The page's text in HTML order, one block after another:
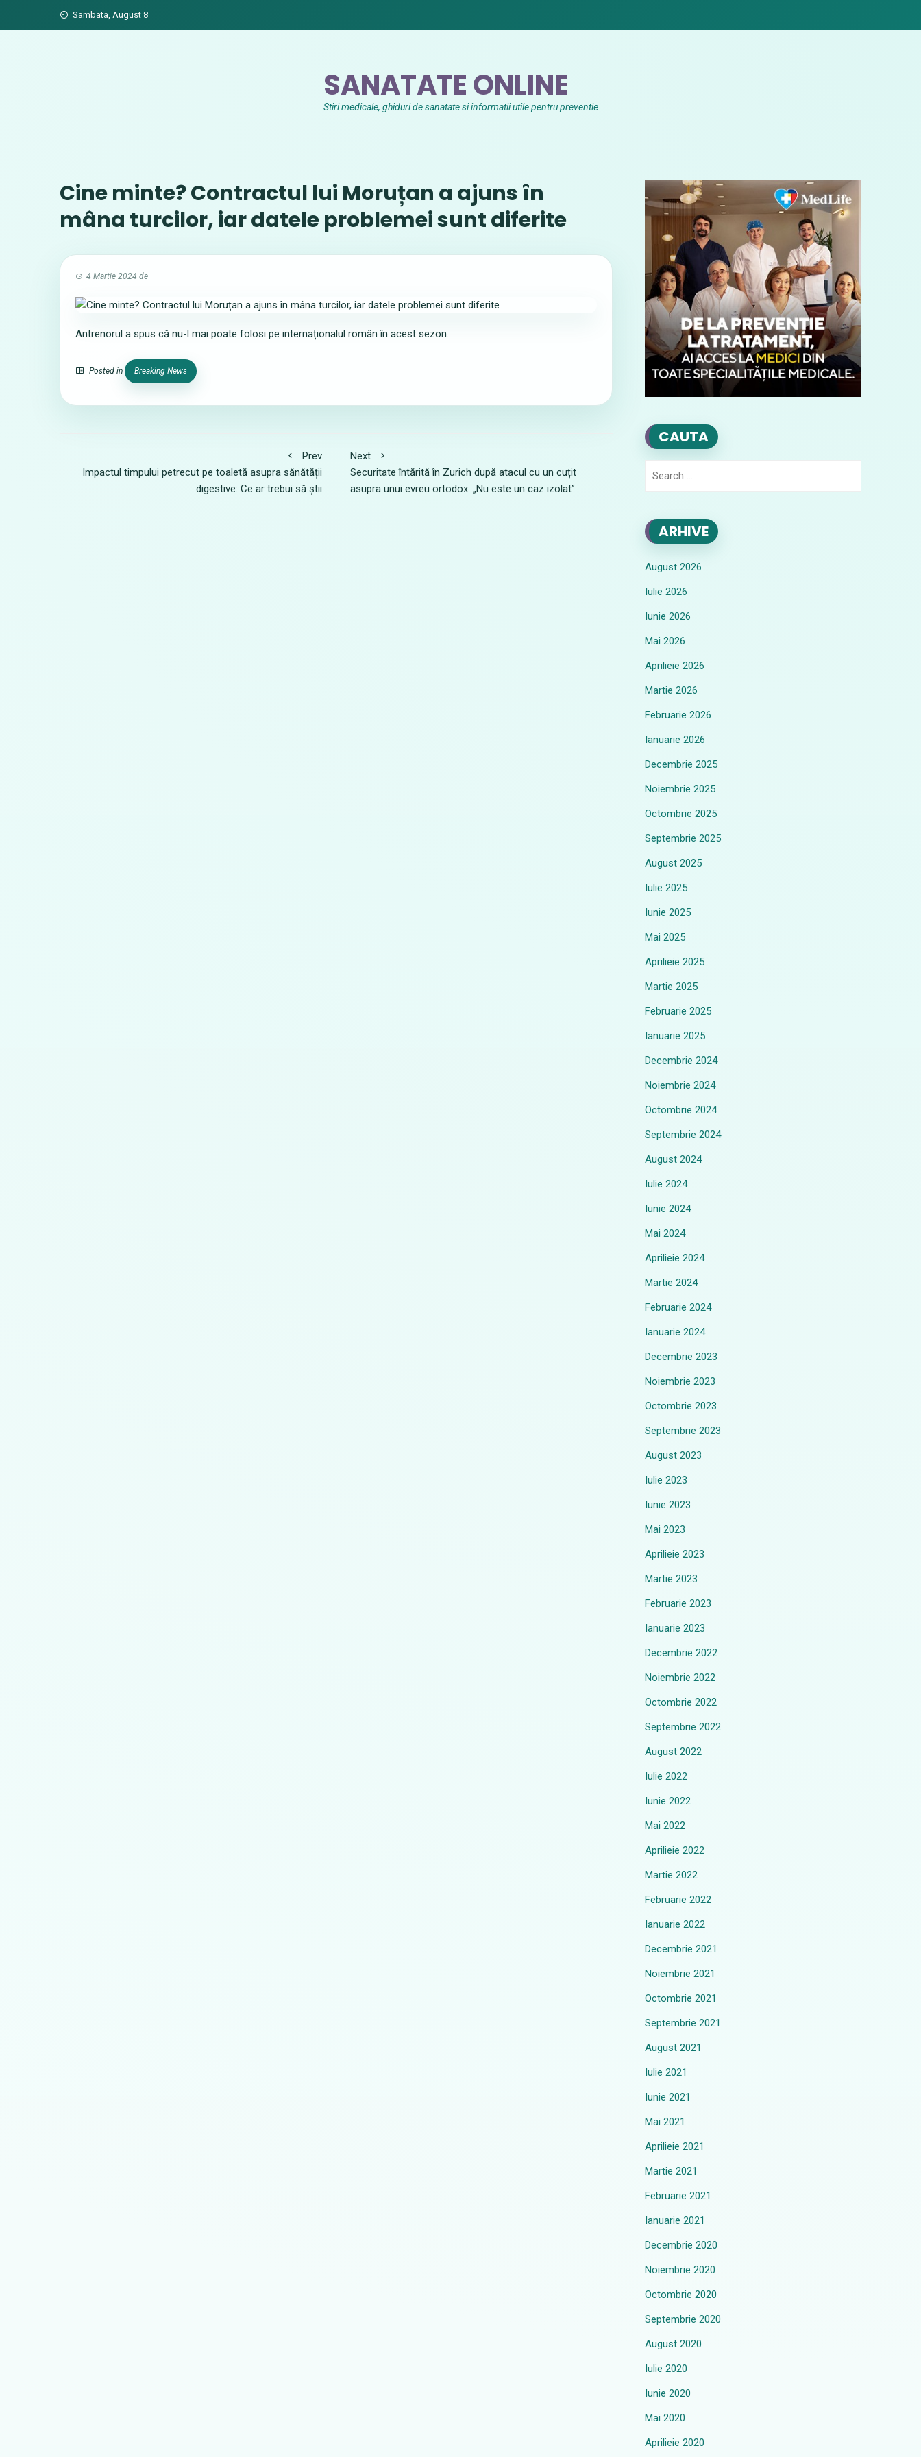
Sambata, August 8
SANATATE ONLINE
Stiri medicale, ghiduri de sanatate si informatii utile pentru preventie
Cine minte? Contractul lui Moruțan a ajuns în
mâna turcilor, iar datele problemei sunt diferite
4 Martie 2024 de
Antrenorul a spus că nu-l mai poate folosi pe internaționalul român în acest sezon.
Posted in Breaking News
Prev
Impactul timpului petrecut pe toaletă asupra sănătății
digestive: Ce ar trebui să știi
Next
Securitate întărită în Zurich după atacul cu un cuțit
asupra unui evreu ortodox: „Nu este un caz izolat”
CAUTA
ARHIVE
August 2026
Iulie 2026
Iunie 2026
Mai 2026
Aprilieie 2026
Martie 2026
Februarie 2026
Ianuarie 2026
Decembrie 2025
Noiembrie 2025
Octombrie 2025
Septembrie 2025
August 2025
Iulie 2025
Iunie 2025
Mai 2025
Aprilieie 2025
Martie 2025
Februarie 2025
Ianuarie 2025
Decembrie 2024
Noiembrie 2024
Octombrie 2024
Septembrie 2024
August 2024
Iulie 2024
Iunie 2024
Mai 2024
Aprilieie 2024
Martie 2024
Februarie 2024
Ianuarie 2024
Decembrie 2023
Noiembrie 2023
Octombrie 2023
Septembrie 2023
August 2023
Iulie 2023
Iunie 2023
Mai 2023
Aprilieie 2023
Martie 2023
Februarie 2023
Ianuarie 2023
Decembrie 2022
Noiembrie 2022
Octombrie 2022
Septembrie 2022
August 2022
Iulie 2022
Iunie 2022
Mai 2022
Aprilieie 2022
Martie 2022
Februarie 2022
Ianuarie 2022
Decembrie 2021
Noiembrie 2021
Octombrie 2021
Septembrie 2021
August 2021
Iulie 2021
Iunie 2021
Mai 2021
Aprilieie 2021
Martie 2021
Februarie 2021
Ianuarie 2021
Decembrie 2020
Noiembrie 2020
Octombrie 2020
Septembrie 2020
August 2020
Iulie 2020
Iunie 2020
Mai 2020
Aprilieie 2020